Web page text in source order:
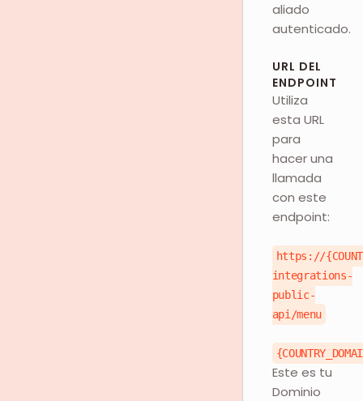
aliado
autenticado.
URL DEL
ENDPOINT
Utiliza
esta URL
para
hacer una
llamada
con este
endpoint:
https://
integrations-
public-
api/menu
Este es tu
Dominio